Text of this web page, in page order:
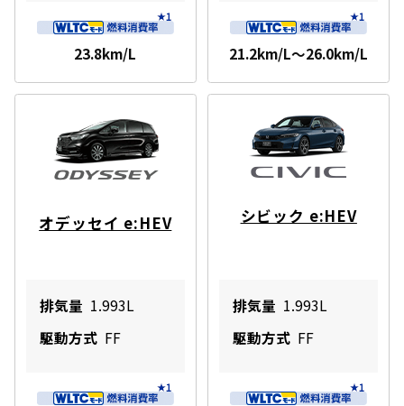
23.8km/L 21.2km/L～26.0km/L
オデッセイ e:HEV
排気量 1.993L
駆動方式 FF
シビック e:HEV
排気量 1.993L
駆動方式 FF